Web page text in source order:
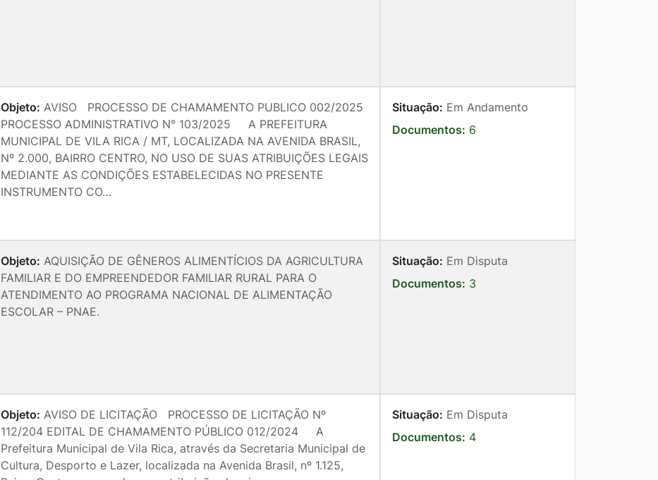
Objeto: AVISO PROCESSO DE CHAMAMENTO PUBLICO 002/2025
PROCESSO ADMINISTRATIVO N° 103/2025 A PREFEITURA
MUNICIPAL DE VILA RICA / MT, LOCALIZADA NA AVENIDA BRASIL,
Nº 2.000, BAIRRO CENTRO, NO USO DE SUAS ATRIBUIÇÕES LEGAIS
MEDIANTE AS CONDIÇÕES ESTABELECIDAS NO PRESENTE
INSTRUMENTO CO…
Situação: Em Andamento
Documentos: 6
Objeto: AQUISIÇÃO DE GÊNEROS ALIMENTÍCIOS DA AGRICULTURA
FAMILIAR E DO EMPREENDEDOR FAMILIAR RURAL PARA O
ATENDIMENTO AO PROGRAMA NACIONAL DE ALIMENTAÇÃO
ESCOLAR – PNAE.
Situação: Em Disputa
Documentos: 3
Objeto: AVISO DE LICITAÇÃO PROCESSO DE LICITAÇÃO Nº
112/204 EDITAL DE CHAMAMENTO PÚBLICO 012/2024 A
Prefeitura Municipal de Vila Rica, através da Secretaria Municipal de
Cultura, Desporto e Lazer, localizada na Avenida Brasil, nº 1.125,
Situação: Em Disputa
Documentos: 4